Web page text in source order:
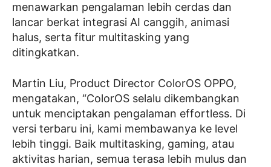
menawarkan pengalaman lebih cerdas dan
lancar berkat integrasi AI canggih, animasi
halus, serta fitur multitasking yang
ditingkatkan.
Martin Liu, Product Director ColorOS OPPO,
mengatakan, “ColorOS selalu dikembangkan
untuk menciptakan pengalaman effortless. Di
versi terbaru ini, kami membawanya ke level
lebih tinggi. Baik multitasking, gaming, atau
aktivitas harian, semua terasa lebih mulus dan